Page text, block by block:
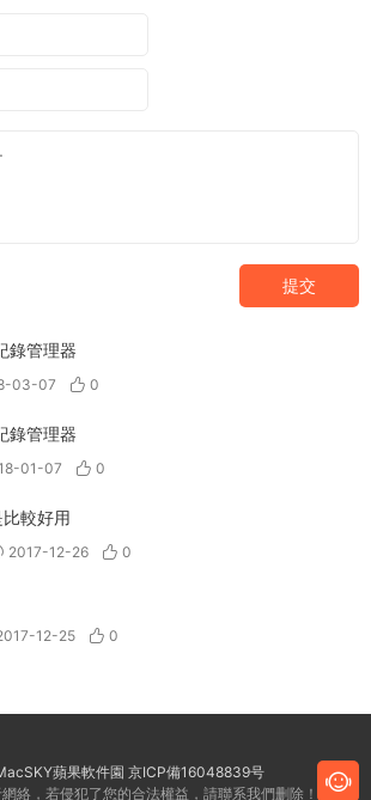
提交
錄管理器
03-07 0
錄管理器
01-07 0
較好用
2017-12-26 0
12-25 0
蘋果軟件園 京ICP備16048839号
絡，若侵犯了您的合法權益，請聯系我們删除！客服